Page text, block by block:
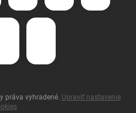
práva vyhradené. Upraviť nastavenie